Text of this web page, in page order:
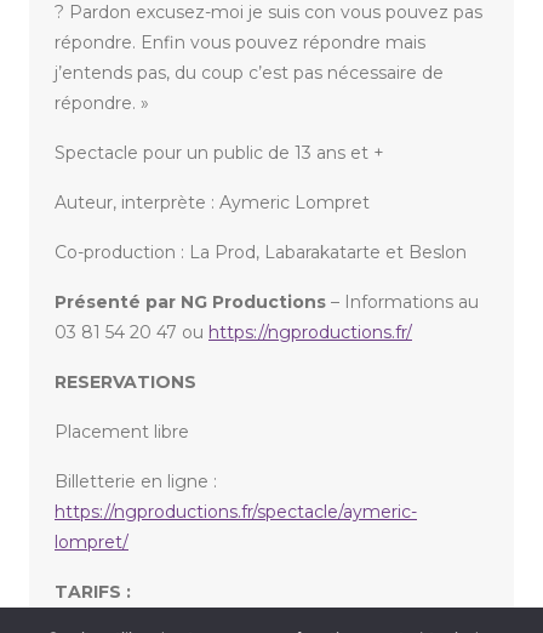
? Pardon excusez-moi je suis con vous pouvez pas
répondre. Enfin vous pouvez répondre mais
j’entends pas, du coup c’est pas nécessaire de
répondre. »
Spectacle pour un public de 13 ans et +
Auteur, interprète : Aymeric Lompret
Co-production : La Prod, Labarakatarte et Beslon
Présenté par NG Productions – Informations au
03 81 54 20 47 ou https://ngproductions.fr/
RESERVATIONS
Placement libre
Billetterie en ligne :
https://ngproductions.fr/spectacle/aymeric-
lompret/
TARIFS :